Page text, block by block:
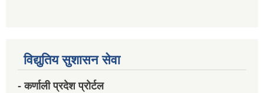
विद्युतिय सुशासन सेवा
- कर्णाली प्रदेश प्रोर्टल